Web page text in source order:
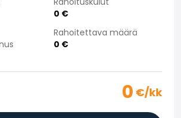
0 €
Rahoitettava määrä
0 €
0 €/kk